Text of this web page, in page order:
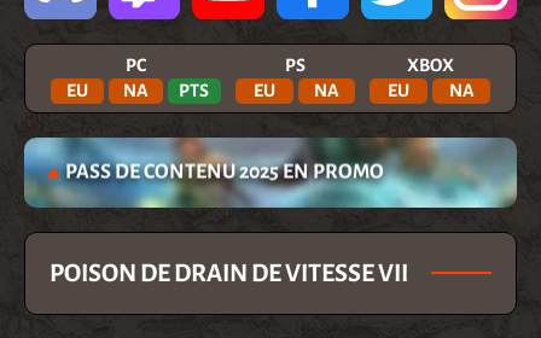
PC
EU
NA PTS
PS
EU
NA
XBOX
EU
NA
PASS DE CONTENU 2025 EN PROMO
POISON DE DRAIN DE VITESSE VII